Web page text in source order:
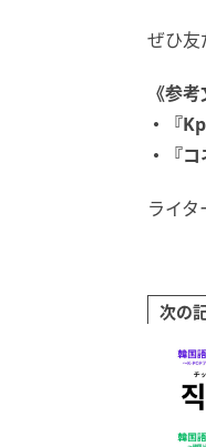
ぜひ友
《参考
・『
・『コ
ライタ
次の